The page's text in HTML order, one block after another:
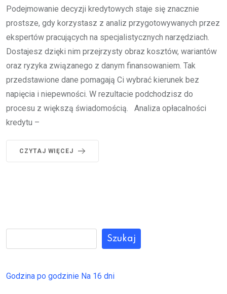
Podejmowanie decyzji kredytowych staje się znacznie
prostsze, gdy korzystasz z analiz przygotowywanych przez
ekspertów pracujących na specjalistycznych narzędziach.
Dostajesz dzięki nim przejrzysty obraz kosztów, wariantów
oraz ryzyka związanego z danym finansowaniem. Tak
przedstawione dane pomagają Ci wybrać kierunek bez
napięcia i niepewności. W rezultacie podchodzisz do
procesu z większą świadomością. Analiza opłacalności
kredytu –
CZYTAJ WIĘCEJ
Szukaj
Godzina po godzinie Na 16 dni